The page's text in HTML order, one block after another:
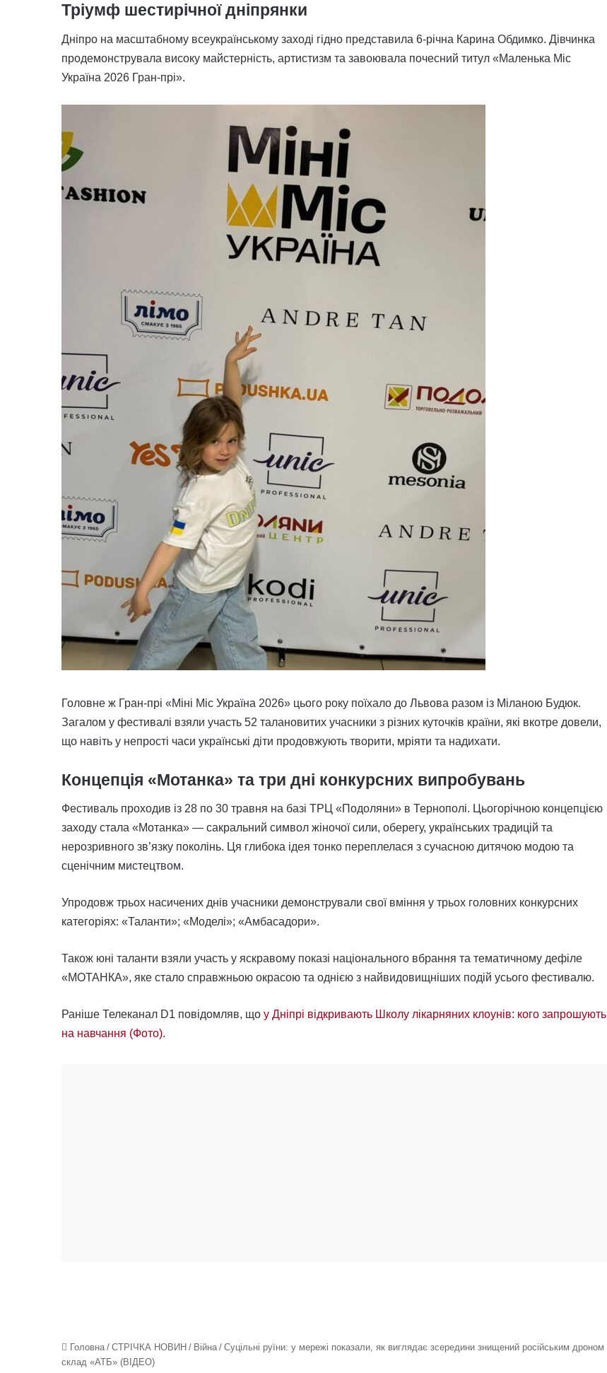
Тріумф шестирічної дніпрянки
Дніпро на масштабному всеукраїнському заході гідно представила 6-річна Карина Обдимко. Дівчинка
продемонструвала високу майстерність, артистизм та завоювала почесний титул «Маленька Міс
Україна 2026 Гран-прі».
Головне ж Гран-прі «Міні Міс Україна 2026» цього року поїхало до Львова разом із Міланою Будюк.
Загалом у фестивалі взяли участь 52 талановитих учасники з різних куточків країни, які вкотре довели,
що навіть у непрості часи українські діти продовжують творити, мріяти та надихати.
Концепція «Мотанка» та три дні конкурсних випробувань
Фестиваль проходив із 28 по 30 травня на базі ТРЦ «Подоляни» в Тернополі. Цьогорічною концепцією
заходу стала «Мотанка» — сакральний символ жіночої сили, оберегу, українських традицій та
нерозривного зв’язку поколінь. Ця глибока ідея тонко переплелася з сучасною дитячою модою та
сценічним мистецтвом.
Упродовж трьох насичених днів учасники демонстрували свої вміння у трьох головних конкурсних
категоріях: «Таланти»; «Моделі»; «Амбасадори».
Також юні таланти взяли участь у яскравому показі національного вбрання та тематичному дефіле
«МОТАНКА», яке стало справжньою окрасою та однією з найвидовищніших подій усього фестивалю.
Раніше Телеканал D1 повідомляв, що у Дніпрі відкривають Школу лікарняних клоунів: кого запрошують
на навчання (Фото).